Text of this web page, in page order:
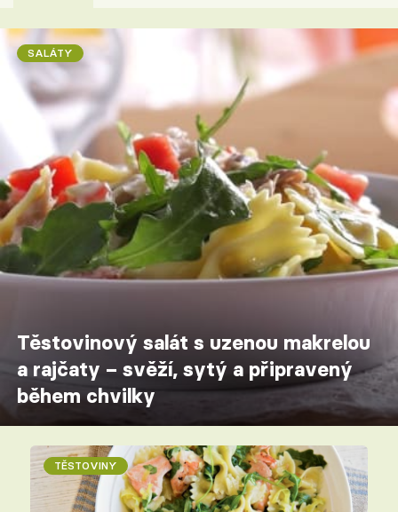
SALÁTY
Těstovinový salát s uzenou makrelou
a rajčaty – svěží, sytý a připravený
během chvilky
TĚSTOVINY